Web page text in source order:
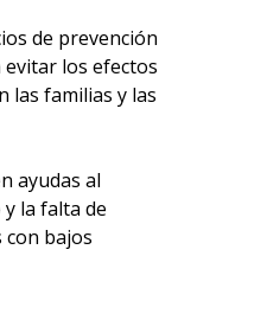
de prevención
los efectos
las familias y las
ayudas al
la falta de
con bajos